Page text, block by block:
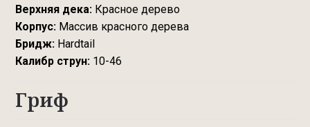
Верхняя дека: Красное дерево
Корпус: Массив красного дерева
Бридж: Hardtail
Калибр струн: 10-46
Гриф